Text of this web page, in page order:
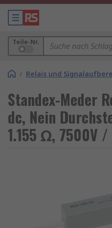
Teile-Nr.
/ Relais und
Standex-Meder
dc, Nein
1.155 Ω, 7500V